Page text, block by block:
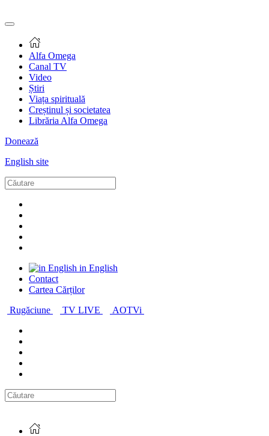
Alfa Omega
Canal TV
Video
Știri
Viața spirituală
Creștinul și societatea
Librăria Alfa Omega
Donează
English site
in English
Contact
Cartea Cărților
Rugăciune
TV LIVE AOTVi